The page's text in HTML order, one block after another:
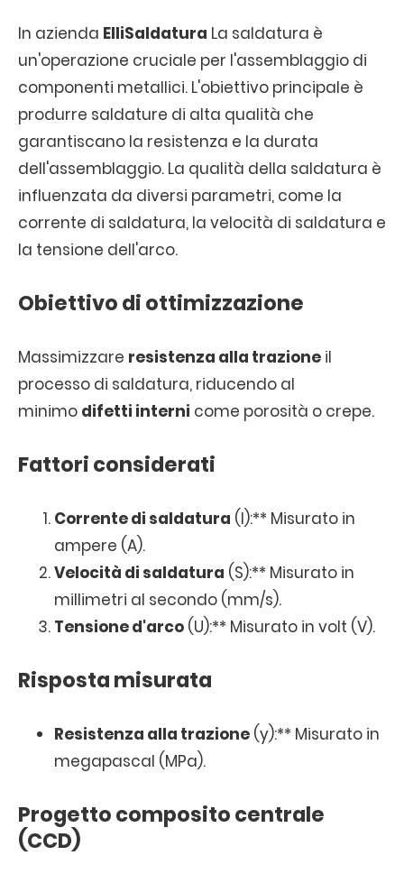
In azienda ElliSaldatura La saldatura è
un'operazione cruciale per l'assemblaggio di
componenti metallici. L'obiettivo principale è
produrre saldature di alta qualità che
garantiscano la resistenza e la durata
dell'assemblaggio. La qualità della saldatura è
influenzata da diversi parametri, come la
corrente di saldatura, la velocità di saldatura e
la tensione dell'arco.
Obiettivo di ottimizzazione
Massimizzare resistenza alla trazione il
processo di saldatura, riducendo al
minimo difetti interni come porosità o crepe.
Fattori considerati
Corrente di saldatura (I):** Misurato in
ampere (A).
Velocità di saldatura (S):** Misurato in
millimetri al secondo (mm/s).
Tensione d'arco (U):** Misurato in volt (V).
Risposta misurata
Resistenza alla trazione (y):** Misurato in
megapascal (MPa).
Progetto composito centrale
(CCD)